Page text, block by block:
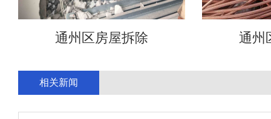
通州区房屋拆除 通州
相关新闻